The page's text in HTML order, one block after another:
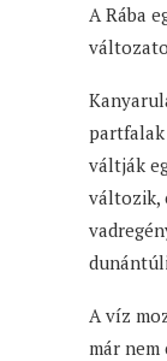
A Rába
partfalak
váltják
változik,
A víz
már